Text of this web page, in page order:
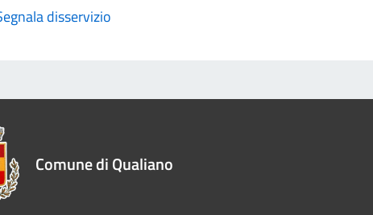
disservizio
Comune di Qualiano